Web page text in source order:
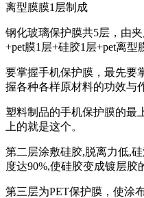
离型膜膜1层制成
钢化玻璃保护膜共5层，由
+pet膜1层+硅胶1层+pet离型
要掌握手机保护膜，最先要
握各种各样原材料的功效与
塑料制品的手机保护膜的最
上的就是这个。
第二层涂敷硅胶,脱离力低,
度达90%,使硅胶变成镀层胶
第三层为PET保护膜，使涂